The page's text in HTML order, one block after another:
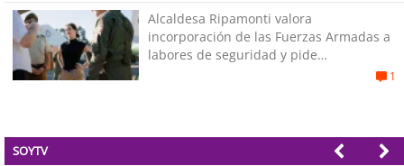
Alcaldesa Ripamonti valora
incorporación de las Fuerzas Armadas a
labores de seguridad y pide
1
SOYTV